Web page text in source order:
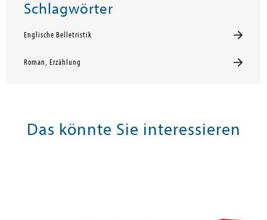
Schlagwörter
Englische Belletristik
Roman, Erzählung
Das könnte Sie interessieren